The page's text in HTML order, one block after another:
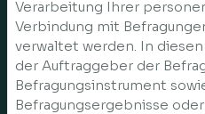
Verarbeitung Ihrer
Verbindung mit
verwaltet werden. In
der Auftraggeber der
Befragungsinstrument
Befragungsergebnisse